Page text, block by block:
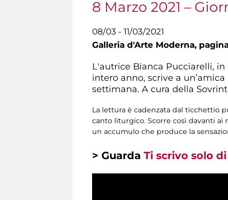
8 Marzo 2021 –
08/03 - 11/03/2021
Galleria d'Arte Moderna,
L'autrice Bianca Pucciarelli,
intero anno, scrive a
settimana. A cura della
La lettura è cadenzata dal ticchettio
canto liturgico. Scorre così davanti ai
un accumulo che produce la
> Guarda Ti scrivo solo